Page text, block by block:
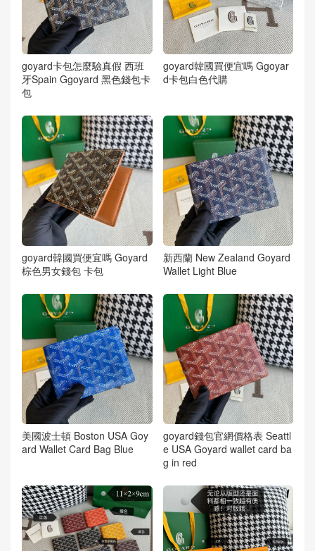
goyard卡包怎麼驗真假 西班
牙Spain Ggoyard 黑色錢包卡
包
goyard韓國買便宜嗎 Ggoyar
d卡包白色代購
goyard韓國買便宜嗎 Goyard
棕色男女錢包 卡包
新西蘭 New Zealand Goyard
Wallet Light Blue
美國波士頓 Boston USA Goy
ard Wallet Card Bag Blue
goyard錢包官網價格表 Seattl
e USA Goyard wallet card ba
g in red